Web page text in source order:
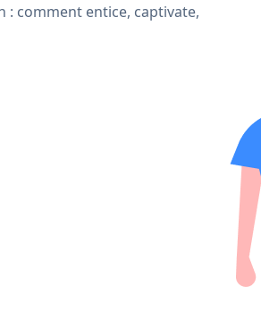
: comment entice, captivate,